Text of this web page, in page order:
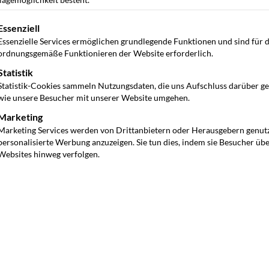
eine Liste der Service-Gruppen, für die eine Einwilligung
Services ermöglichen grundlegende Funktionen und sind für
Funktionieren der Website erforderlich.
Cookies sammeln Nutzungsdaten, die uns Aufschluss darüber
unsere Besucher mit unserer Website umgehen.
Services werden von Drittanbietern oder Herausgebern
Werbung anzuzeigen. Sie tun dies, indem sie Besucher
hinweg verfolgen.